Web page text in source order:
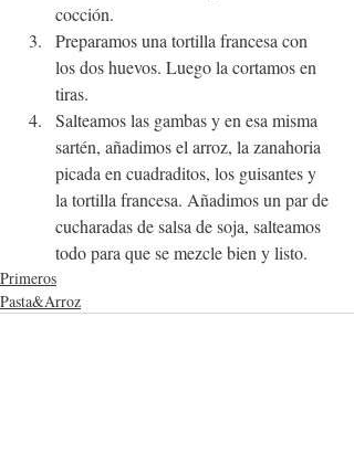
cocción.
Preparamos una tortilla francesa con
los dos huevos. Luego la cortamos en
tiras.
Salteamos las gambas y en esa misma
sartén, añadimos el arroz, la zanahoria
picada en cuadraditos, los guisantes y
la tortilla francesa. Añadimos un par de
cucharadas de salsa de soja, salteamos
todo para que se mezcle bien y listo.
Primeros
Pasta&Arroz